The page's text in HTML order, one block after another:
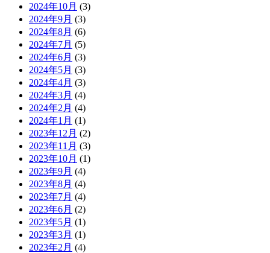
2024年10月 (3)
2024年9月 (3)
2024年8月 (6)
2024年7月 (5)
2024年6月 (3)
2024年5月 (3)
2024年4月 (3)
2024年3月 (4)
2024年2月 (4)
2024年1月 (1)
2023年12月 (2)
2023年11月 (3)
2023年10月 (1)
2023年9月 (4)
2023年8月 (4)
2023年7月 (4)
2023年6月 (2)
2023年5月 (1)
2023年3月 (1)
2023年2月 (4)